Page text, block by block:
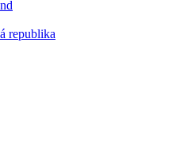
republika